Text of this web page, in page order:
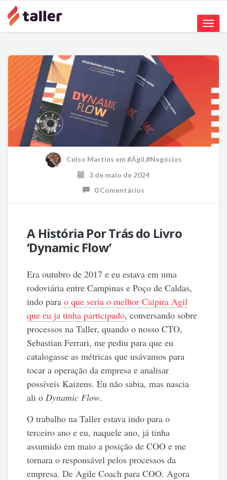
Toggle
Celso Martins em #Ágil,#Negócios
3 de maio de 2024
0 Comentários
A História Por Trás do Livro
‘Dynamic Flow’
Era outubro de 2017 e eu estava em uma
rodoviária entre Campinas e Poço de Caldas,
indo parao que seria o melhor Caipira Agil
que eu ja tinha participado, conversando sobre
processos na Taller, quando o nosso CTO,
Sebastian Ferrari, me pediu para que eu
catalogasse as métricas que usávamos para
tocar a operação da empresa e analisar
possíveis Kaizens. Eu não sabia, mas nascia
ali o Dynamic Flow.
O trabalho na Taller estava indo para o
terceiro ano e eu, naquele ano, já tinha
assumido em maio a posição de COO e me
tornara o responsável pelos processos da
empresa. De Agile Coach para COO. Agora